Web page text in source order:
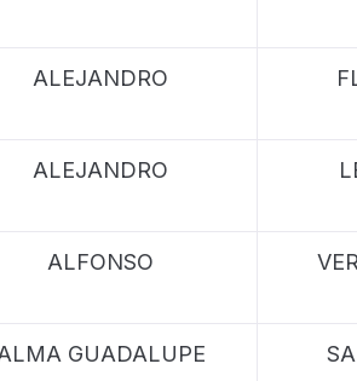
ALEJANDRO
ALEJANDRO
ALFONSO
GUADALUPE